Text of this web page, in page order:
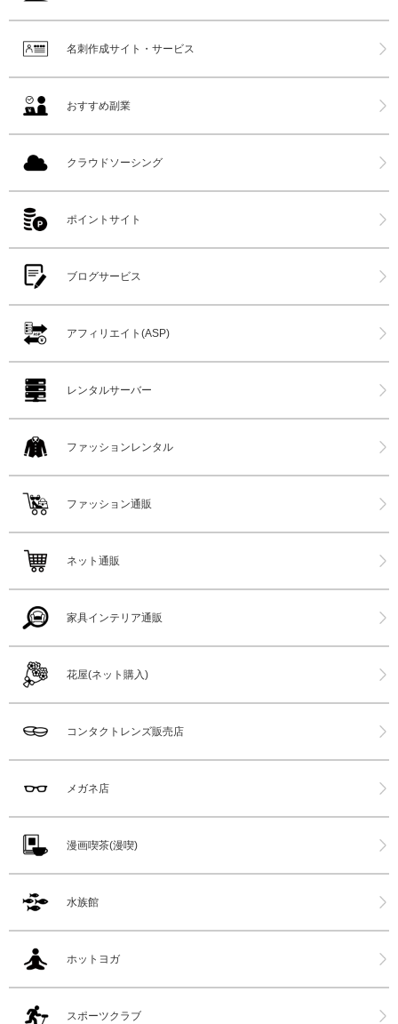
名刺作成サイト・サービス
おすすめ副業
クラウドソーシング
ポイントサイト
ブログサービス
アフィリエイト(ASP)
レンタルサーバー
ファッションレンタル
ファッション通販
ネット通販
家具インテリア通販
花屋(ネット購入)
コンタクトレンズ販売店
メガネ店
漫画喫茶(漫喫)
水族館
ホットヨガ
スポーツクラブ